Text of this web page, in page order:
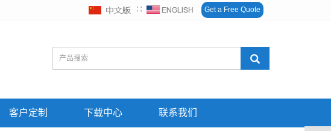
∷ Get a Free Quote
客户定制 下载中心 联系我们